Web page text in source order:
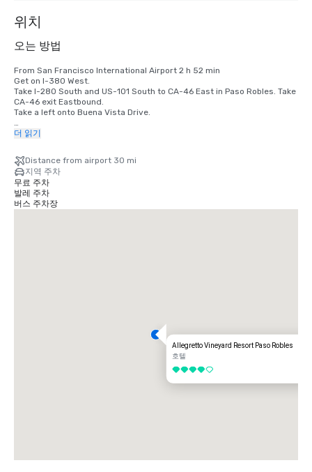
위치
오는 방법
From San Francisco International Airport 2 h 52 min
Get on I-380 West.
Take I-280 South and US-101 South to CA-46 East in Paso Robles. Take
CA-46 exit Eastbound.
Take a left onto Buena Vista Drive.
From San Jose International Airport 2 h 17 min
East in Paso Robles. Take CA-46 exit Eastbound.
Take a left onto Buena Vista Drive.
From Los Angeles International Airport 3 h 32 min
Get on I-405 North from Sky Way, South Sepulveda Blvd, and Howard
Hughes Parkway.
From Paso Robles Municipal Airport 7 min
더 읽기
Distance from airport 30 mi
지역 주차
무료 주차
발레 주차
버스 주차장
Allegretto Vineyard Resort Paso Robles
호텔
5 중 4